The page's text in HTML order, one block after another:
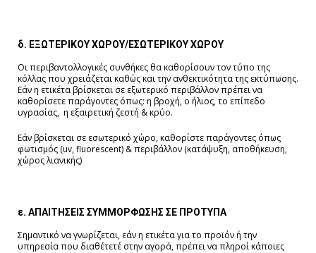
δ. ΕΞΩΤΕΡΙΚΟΥ ΧΩΡΟΥ/ΕΣΩΤΕΡΙΚΟΥ ΧΩΡΟΥ
Οι περιβαντολλογικές συνθήκες θα καθορίσουν τον τύπο της
κόλλας που χρειάζεται καθώς και την ανθεκτικότητα της εκτύπωσης.
Εάν η ετικέτα βρίσκεται σε εξωτερικό περιβάλλον πρέπει να
καθορίσετε παράγοντες όπως: η βροχή, ο ήλιος, το επίπεδο
υγρασίας, η εξαιρετική ζεστή & κρύο.
Εάν βρίσκεται σε εσωτερικό χώρο, καθορίστε παράγοντες όπως
φωτισμός (uv, fluorescent) & περιβάλλον (κατάψυξη, αποθήκευση,
χώρος λιανικής)
ε. ΑΠΑΙΤΗΣΕΙΣ ΣΥΜΜΟΡΦΩΣΗΣ ΣΕ ΠΡΟΤΥΠΑ
Σημαντικό να γνωρίζεται, εάν η ετικέτα για το προϊόν ή την
υπηρεσία που διαθέτετέ στην αγορά, πρέπει να πληροί κάποιες